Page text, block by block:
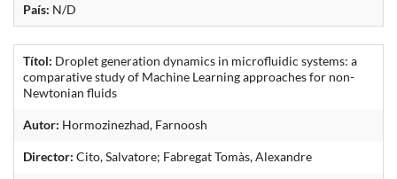
País: N/D
Títol: Droplet generation dynamics in microfluidic systems: a
comparative study of Machine Learning approaches for non-
Newtonian fluids
Autor: Hormozinezhad, Farnoosh
Director: Cito, Salvatore; Fabregat Tomàs, Alexandre